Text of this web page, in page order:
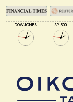
DOW JONES SP 500